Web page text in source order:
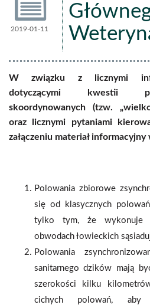
Aktualności
2019-01-11
W związku z licznymi
dotyczącymi kwestii
skoordynowanych (tzw.
oraz licznymi pytaniami
załączeniu materiał informacyjny
Polowania zbiorowe
się od klasycznych
tylko tym, że wykonuje
obwodach łowieckich
Polowania
sanitarnego dzików mają
szerokości kilku
cichych polowań,